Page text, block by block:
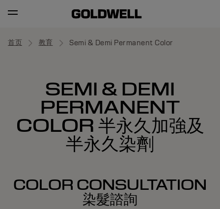
首页 教育 Semi & Demi Permanent Color
SEMI & DEMI
PERMANENT
COLOR 半永久加強及
半永久染劑
COLOR CONSULTATION
染髮諮詢